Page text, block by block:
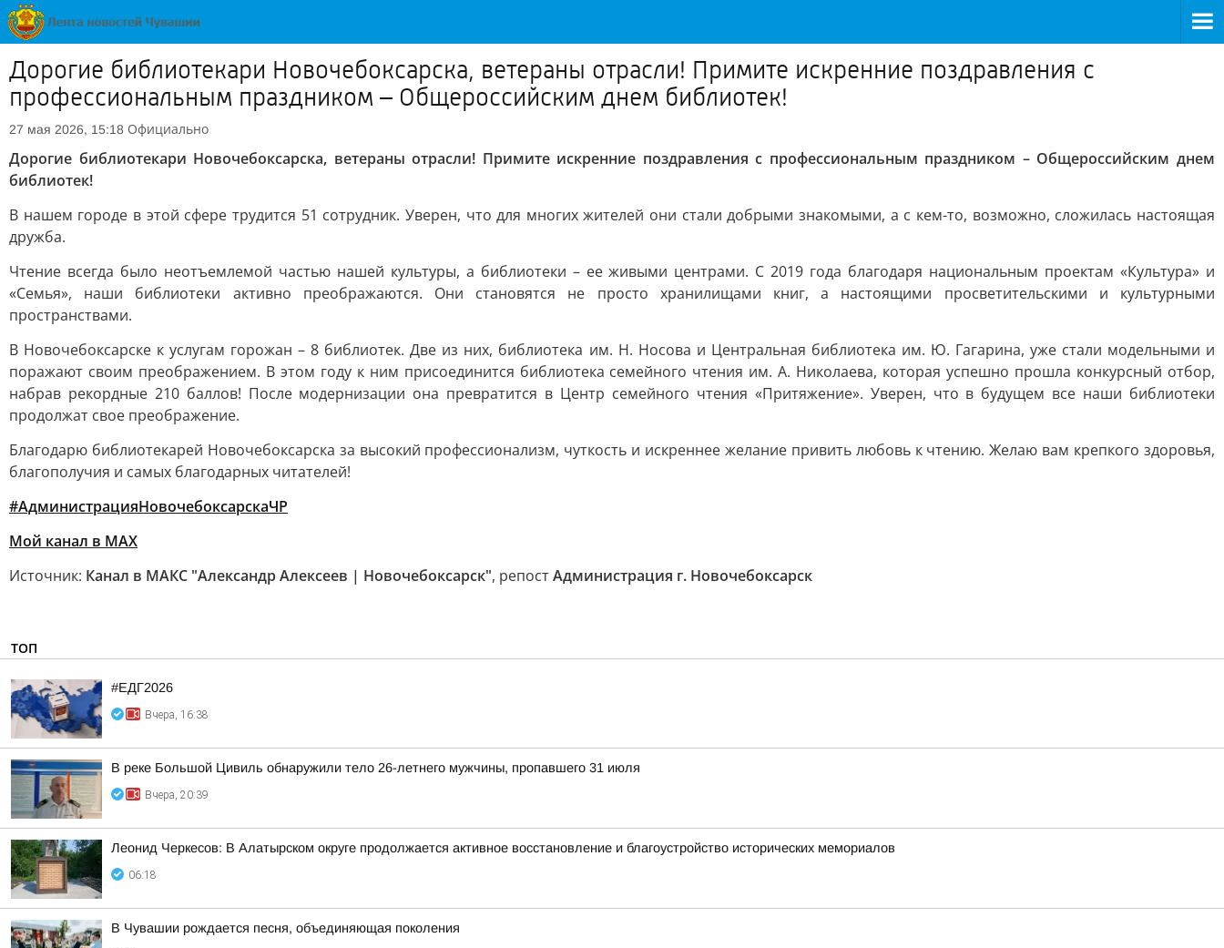
Дорогие библиотекари Новочебоксарска, ветераны отрасли! Примите искренние поздравления с
профессиональным праздником – Общероссийским днем библиотек!
27 мая 2026, 15:18 Официально
Дорогие библиотекари Новочебоксарска, ветераны отрасли! Примите искренние поздравления с профессиональным праздником – Общероссийским днем
библиотек!
В нашем городе в этой сфере трудится 51 сотрудник. Уверен, что для многих жителей они стали добрыми знакомыми, а с кем-то, возможно, сложилась настоящая
дружба.
Чтение всегда было неотъемлемой частью нашей культуры, а библиотеки – ее живыми центрами. С 2019 года благодаря национальным проектам «Культура» и
«Семья», наши библиотеки активно преображаются. Они становятся не просто хранилищами книг, а настоящими просветительскими и культурными
пространствами.
В Новочебоксарске к услугам горожан – 8 библиотек. Две из них, библиотека им. Н. Носова и Центральная библиотека им. Ю. Гагарина, уже стали модельными и
поражают своим преображением. В этом году к ним присоединится библиотека семейного чтения им. А. Николаева, которая успешно прошла конкурсный отбор,
набрав рекордные 210 баллов! После модернизации она превратится в Центр семейного чтения «Притяжение». Уверен, что в будущем все наши библиотеки
продолжат свое преображение.
Благодарю библиотекарей Новочебоксарска за высокий профессионализм, чуткость и искреннее желание привить любовь к чтению. Желаю вам крепкого здоровья,
благополучия и самых благодарных читателей!
#АдминистрацияНовочебоксарскаЧР
Мой канал в MAX
Источник: Канал в МАКС "Александр Алексеев | Новочебоксарск", репостАдминистрация г. Новочебоксарск
ТОП
#ЕДГ2026
Вчера, 16:38
В реке Большой Цивиль обнаружили тело 26-летнего мужчины, пропавшего 31 июля
Вчера, 20:39
Леонид Черкесов: В Алатырском округе продолжается активное восстановление и благоустройство исторических мемориалов
06:18
В Чувашии рождается песня, объединяющая поколения